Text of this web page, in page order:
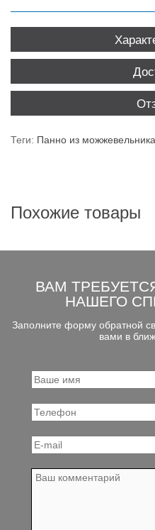
Теги: Панно из
Похожие товары
ВАМ
НАШЕГО
Заполните форму обратной
вами в